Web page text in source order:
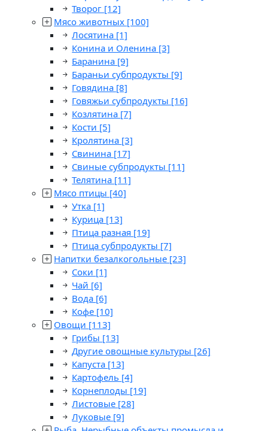
Творог [12]
Мясо животных [100]
Лосятина [1]
Конина и Оленина [3]
Баранина [9]
Бараньи субпродукты [9]
Говядина [8]
Говяжьи субпродукты [16]
Козлятина [7]
Кости [5]
Кролятина [3]
Свинина [17]
Свиные субпродукты [11]
Телятина [11]
Мясо птицы [40]
Утка [1]
Курица [13]
Птица разная [19]
Птица субпродукты [7]
Напитки безалкогольные [23]
Соки [1]
Чай [6]
Вода [6]
Кофе [10]
Овощи [113]
Грибы [13]
Другие овощные культуры [26]
Капуста [13]
Картофель [4]
Корнеплоды [19]
Листовые [28]
Луковые [9]